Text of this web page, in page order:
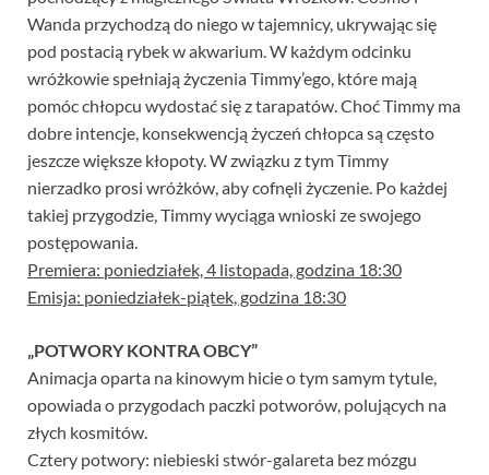
Wanda przychodzą do niego w tajemnicy, ukrywając się
pod postacią rybek w akwarium. W każdym odcinku
wróżkowie spełniają życzenia Timmy’ego, które mają
pomóc chłopcu wydostać się z tarapatów. Choć Timmy ma
dobre intencje, konsekwencją życzeń chłopca są często
jeszcze większe kłopoty. W związku z tym Timmy
nierzadko prosi wróżków, aby cofnęli życzenie. Po każdej
takiej przygodzie, Timmy wyciąga wnioski ze swojego
postępowania.
Premiera: poniedziałek, 4 listopada, godzina 18:30
Emisja: poniedziałek-piątek, godzina 18:30
„POTWORY KONTRA OBCY”
Animacja oparta na kinowym hicie o tym samym tytule,
opowiada o przygodach paczki potworów, polujących na
złych kosmitów.
Cztery potwory: niebieski stwór-galareta bez mózgu